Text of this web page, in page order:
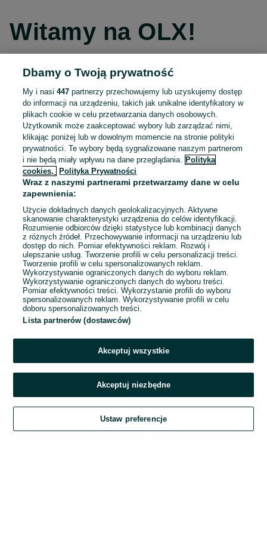
Witamy na OLX!
Kontynuuj przez Facebooka
Kontynuuj przez konto Apple
Kontynuuj przez konto Google
LUB
E-mail
Hasło
Zaloguj się
Kontynuując za pośrednictwem jednego z dostawców wskazanych powyżej,
OLX.pl w jego aktualnym brzmieniu.
Dbamy o Twoją prywatność
My i nasi447 partnerzy przechowujemy lub uzyskujemy dostęp
do informacji na urządzeniu, takich jak unikalne identyfikatory w
plikach cookie w celu przetwarzania danych osobowych.
Użytkownik może zaakceptować wybory lub zarządzać nimi,
klikając poniżej lub w dowolnym momencie na stronie polityki
prywatności. Te wybory będą sygnalizowane naszym partnerom
i nie będą miały wpływu na dane przeglądania.
Polityka
cookies,
Polityka Prywatności
Wraz z naszymi partnerami przetwarzamy dane w celu
zapewnienia:
Użycie dokładnych danych geolokalizacyjnych. Aktywne
skanowanie charakterystyki urządzenia do celów identyfikacji.
Rozumienie odbiorców dzięki statystyce lub kombinacji danych
z różnych źródeł. Przechowywanie informacji na urządzeniu lub
dostęp do nich. Pomiar efektywności reklam. Rozwój i
ulepszanie usług. Tworzenie profili w celu personalizacji treści.
Tworzenie profili w celu spersonalizowanych reklam.
Wykorzystywanie ograniczonych danych do wyboru reklam.
Wykorzystywanie ograniczonych danych do wyboru treści.
Pomiar efektywności treści. Wykorzystanie profili do wyboru
spersonalizowanych reklam. Wykorzystywanie profili w celu
doboru spersonalizowanych treści.
Lista partnerów (dostawców)
Akceptuj wszystkie
Akceptuj niezbędne
Ustaw preferencje